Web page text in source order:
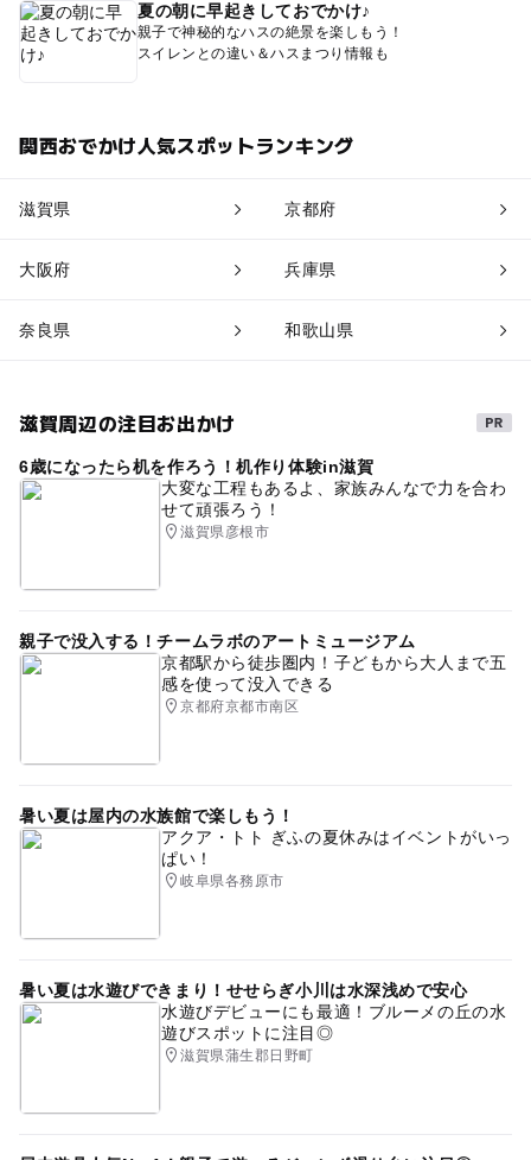
夏の朝に早起きしておでかけ♪
親子で神秘的なハスの絶景を楽しもう！
スイレンとの違い＆ハスまつり情報も
関西おでかけ人気スポットランキング
滋賀県 京都府
大阪府 兵庫県
奈良県 和歌山県
滋賀周辺の注目お出かけ
6歳になったら机を作ろう！机作り体験in滋賀
大変な工程もあるよ、家族みんなで力を合わ
せて頑張ろう！
滋賀県彦根市
親子で没入する！チームラボのアートミュージアム
京都駅から徒歩圏内！子どもから大人まで五
感を使って没入できる
京都府京都市南区
暑い夏は屋内の水族館で楽しもう！
アクア・トト ぎふの夏休みはイベントがいっ
ぱい！
岐阜県各務原市
暑い夏は水遊びできまり！せせらぎ小川は水深浅めで安心
水遊びデビューにも最適！ブルーメの丘の水
遊びスポットに注目◎
滋賀県蒲生郡日野町